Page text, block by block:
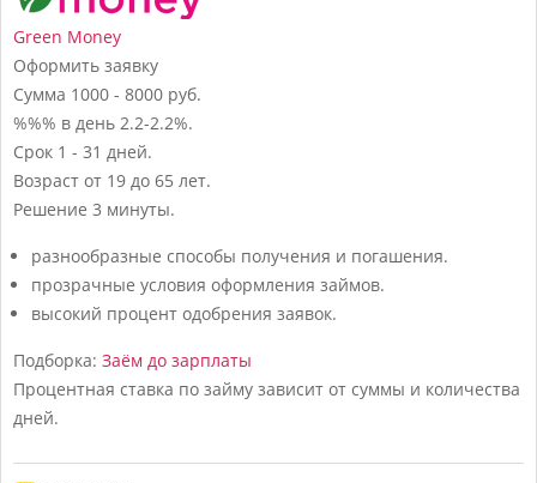
Green Money
Оформить заявку
Сумма 1000 - 8000 руб.
%%% в день 2.2-2.2%.
Срок 1 - 31 дней.
Возраст от 19 до 65 лет.
Решение 3 минуты.
разнообразные способы получения и погашения.
прозрачные условия оформления займов.
высокий процент одобрения заявок.
Подборка: Заём до зарплаты
Процентная ставка по займу зависит от суммы и количества
дней.